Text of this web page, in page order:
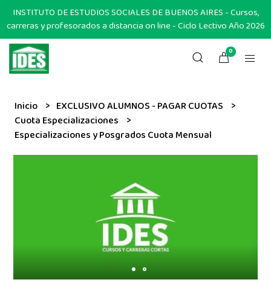
INSTITUTO DE ESTUDIOS SOCIALES DE BUENOS AIRES - Cursos,
carreras y profesorados a distancia on line - Ciclo Lectivo Año 2026
0
Inicio
EXCLUSIVO ALUMNOS - PAGAR CUOTAS
Cuota Especializaciones
Especializaciones y Posgrados Cuota Mensual